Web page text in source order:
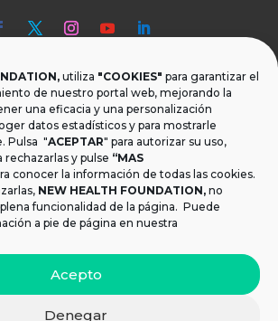
utiliza "COOKIES" para garantizar el
de nuestro portal web, mejorando la
una eficacia y una personalización
datos estadísticos y para mostrarle
Pulsa "ACEPTAR" para autorizar su uso,
rechazarlas y pulse “MAS
conocer la información de todas las cookies.
NEW HEALTH FOUNDATION, no
funcionalidad de la página. Puede
a pie de página en nuestra
Acepto
Denegar
219 597
estamos
35 Local 2. 41001, Sevilla.